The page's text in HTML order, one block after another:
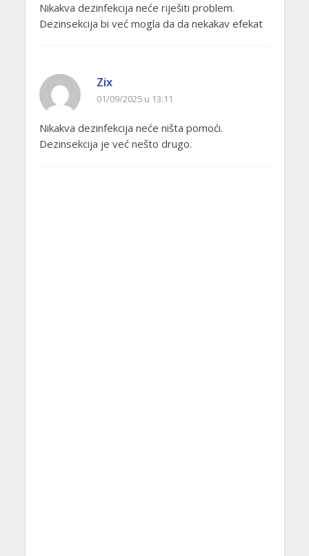
Nikakva dezinfekcija neće riješiti problem.
Dezinsekcija bi već mogla da da nekakav efekat
Zix
01/09/2025 u 13:11
Nikakva dezinfekcija neće ništa pomoći.
Dezinsekcija je već nešto drugo.